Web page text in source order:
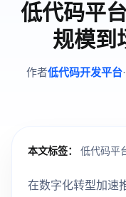
低代码平
规模到
作者低代码开发平台·
本文标签： 低代码平
在数字化转型加速